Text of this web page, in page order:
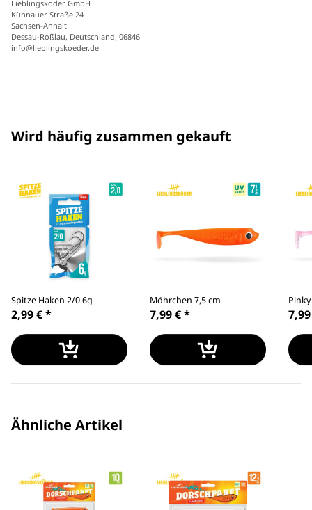
Lieblingsköder GmbH
Kühnauer Straße 24
Sachsen-Anhalt
Dessau-Roßlau, Deutschland, 06846
info@lieblingskoeder.de
Wird häufig zusammen gekauft
Spitze Haken 2/0 6g
2,99 €*
Möhrchen 7,5 cm
7,99 €*
Ähnliche Artikel